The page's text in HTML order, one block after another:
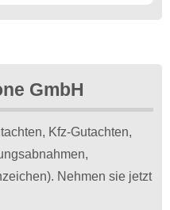
GmbH
Kfz-Gutachten,
Nehmen sie jetzt